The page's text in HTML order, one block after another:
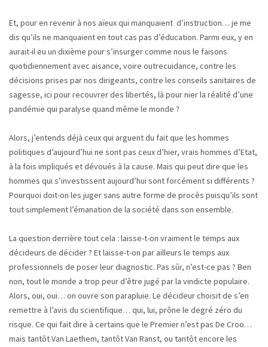
Et, pour en revenir à nos aïeux qui manquaient d’instruction… je me
dis qu’ils ne manquaient en tout cas pas d’éducation. Parmi eux, y en
aurait-il eu un dixième pour s’insurger comme nous le faisons
quotidiennement avec aisance, voire outrecuidance, contre les
décisions prises par nos dirigeants, contre les conseils sanitaires de
sagesse, ici pour recouvrer des libertés, là pour nier la réalité d’une
pandémie qui paralyse quand même le monde ?
Alors, j’entends déjà ceux qui arguent du fait que les hommes
politiques d’aujourd’hui ne sont pas ceux d’hier, vrais hommes d’Etat,
à la fois impliqués et dévoués à la cause. Mais qui peut dire que les
hommes qui s’investissent aujourd’hui sont forcément si différents ?
Pourquoi doit-on les juger sans autre forme de procès puisqu’ils sont
tout simplement l’émanation de la société dans son ensemble.
La question derrière tout cela : laisse-t-on vraiment le temps aux
décideurs de décider ? Et laisse-t-on par ailleurs le temps aux
professionnels de poser leur diagnostic. Pas sûr, n’est-ce pas ? Ben
non, tout le monde a trop peur d’être jugé par la vindicte populaire.
Alors, oui, oui… on ouvre son parapluie. Le décideur choisit de s’en
remettre à l’avis du scientifique… qui, lui, prône le degré zéro du
risque. Ce qui fait dire à certains que le Premier n’est pas De Croo…
mais tantôt Van Laethem, tantôt Van Ranst, ou tantôt encore les